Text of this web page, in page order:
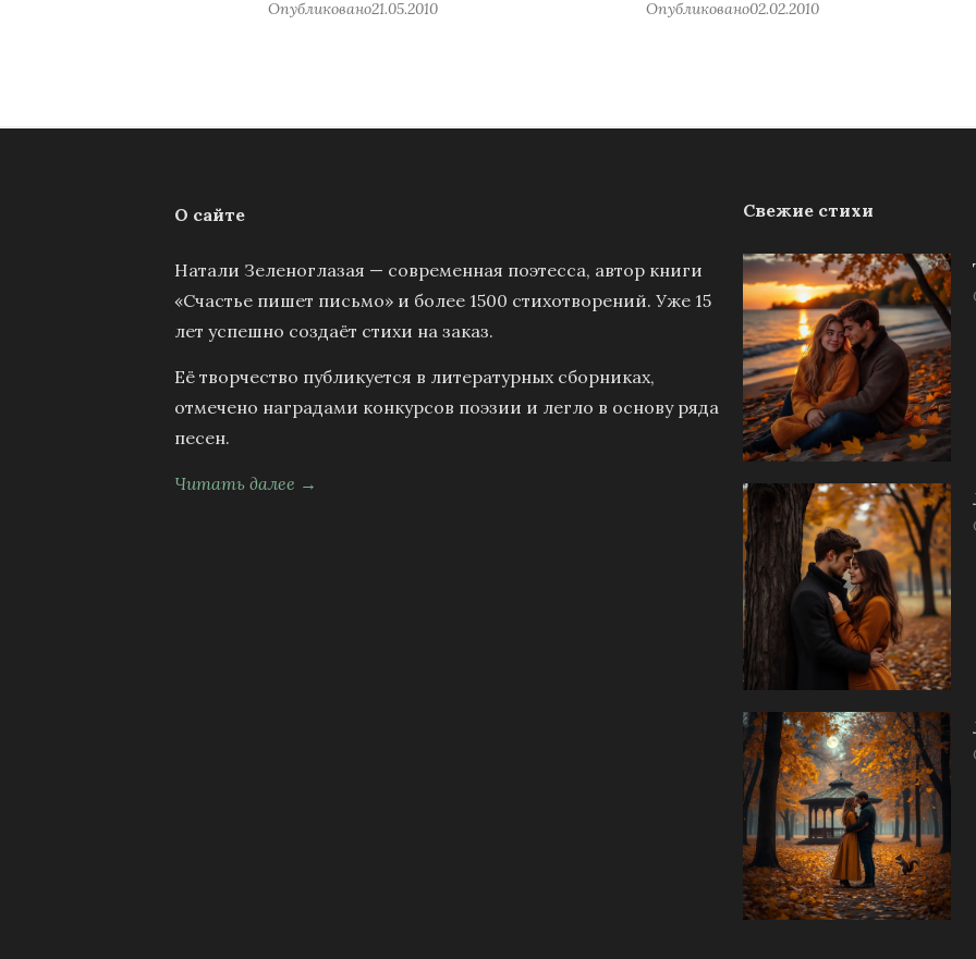
Опубликовано21.05.2010 Опубликовано02.02.2010
О сайте
Натали Зеленоглазая — современная поэтесса, автор книги
«Счастье пишет письмо» и более 1500 стихотворений. Уже 15
лет успешно создаёт стихи на заказ.
Её творчество публикуется в литературных сборниках,
отмечено наградами конкурсов поэзии и легло в основу ряда
песен.
Читать далее →
Свежие стихи